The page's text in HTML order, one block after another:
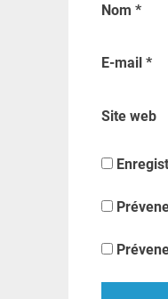
Nom *
E-mail *
Site web